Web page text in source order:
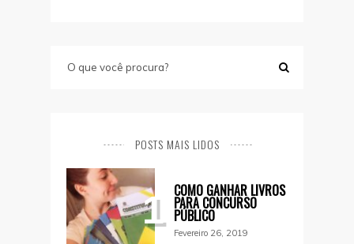
POSTS MAIS LIDOS
1 COMO GANHAR LIVROS
PARA CONCURSO
PÚBLICO
Fevereiro 26, 2019